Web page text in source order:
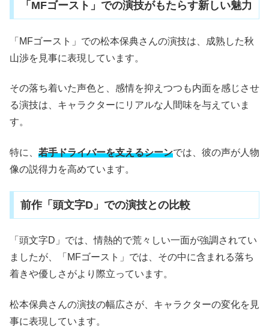
「MFゴースト」での演技がもたらす新しい魅力
「MFゴースト」での松本保典さんの演技は、成熟した秋
山渉を見事に表現しています。
その落ち着いた声色と、感情を抑えつつも内面を感じさせ
る演技は、キャラクターにリアルな人間味を与えていま
す。
特に、 若手ドライバーを支えるシーンでは、彼の声が人物
像の説得力を高めています。
前作「頭文字D」での演技との比較
「頭文字D」では、情熱的で荒々しい一面が強調されてい
ましたが、「MFゴースト」では、その中に含まれる落ち
着きや優しさがより際立っています。
松本保典さんの演技の幅広さが、キャラクターの変化を見
事に表現しています。